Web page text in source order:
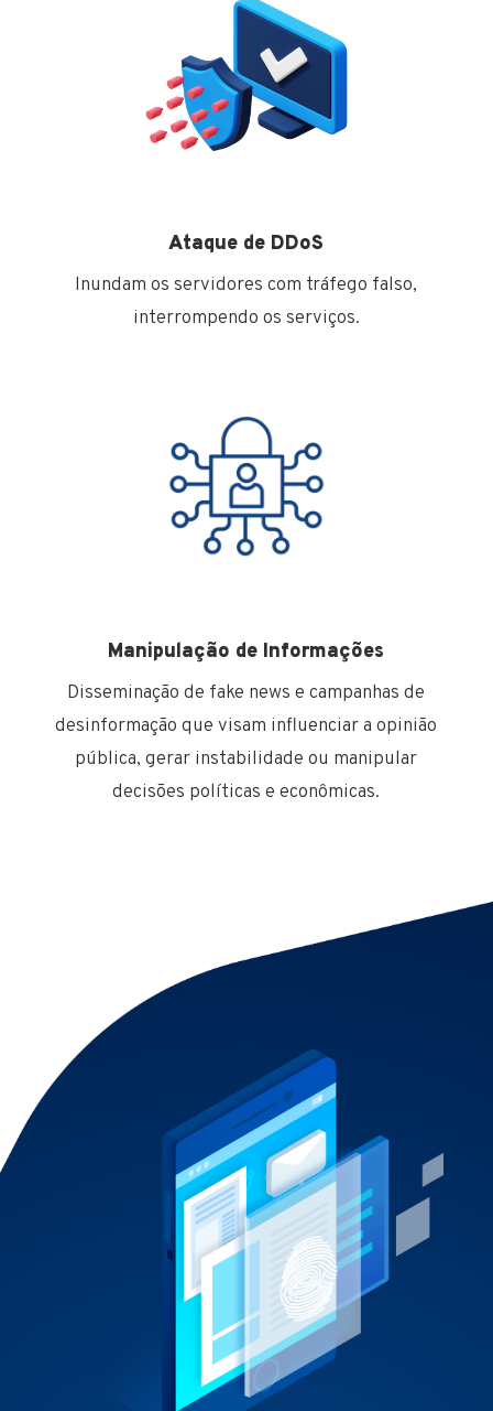
Ataque de DDoS
Inundam os servidores com tráfego falso,
interrompendo os serviços.
Manipulação de Informações
Disseminação de fake news e campanhas de
desinformação que visam influenciar a opinião
pública, gerar instabilidade ou manipular
decisões políticas e econômicas.